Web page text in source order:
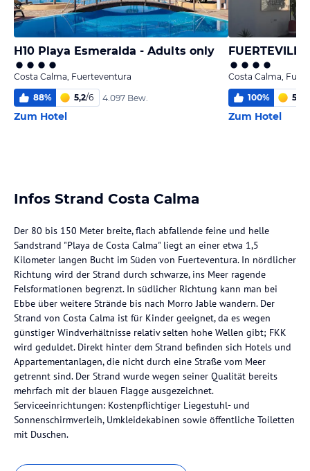
H10 Playa Esmeralda - Adults only
Costa Calma, Fuerteventura
88% 5,2/6 4.097 Bew.
Zum Hotel
Costa Calma,
100% 5,6
Zum Hotel
Infos Strand Costa Calma
Der 80 bis 150 Meter breite, flach abfallende feine und helle
Sandstrand "Playa de Costa Calma" liegt an einer etwa 1,5
Kilometer langen Bucht im Süden von Fuerteventura. In nördlicher
Richtung wird der Strand durch schwarze, ins Meer ragende
Felsformationen begrenzt. In südlicher Richtung kann man bei
Ebbe über weitere Strände bis nach Morro Jable wandern. Der
Strand von Costa Calma ist für Kinder geeignet, da es wegen
günstiger Windverhältnisse relativ selten hohe Wellen gibt; FKK
wird geduldet. Direkt hinter dem Strand befinden sich Hotels und
Appartementanlagen, die nicht durch eine Straße vom Meer
getrennt sind. Der Strand wurde wegen seiner Qualität bereits
mehrfach mit der blauen Flagge ausgezeichnet.
Serviceeinrichtungen: Kostenpflichtiger Liegestuhl- und
Sonnenschirmverleih, Umkleidekabinen sowie öffentliche Toiletten
mit Duschen.